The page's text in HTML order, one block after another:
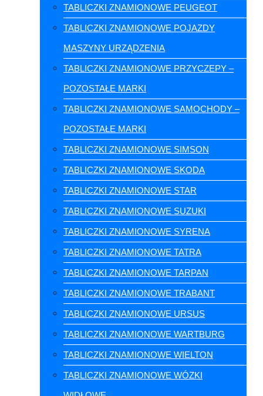
TABLICZKI ZNAMIONOWE PEUGEOT
TABLICZKI ZNAMIONOWE POJAZDY
MASZYNY URZĄDZENIA
TABLICZKI ZNAMIONOWE PRZYCZEPY –
POZOSTAŁE MARKI
TABLICZKI ZNAMIONOWE SAMOCHODY –
POZOSTAŁE MARKI
TABLICZKI ZNAMIONOWE SIMSON
TABLICZKI ZNAMIONOWE SKODA
TABLICZKI ZNAMIONOWE STAR
TABLICZKI ZNAMIONOWE SUZUKI
TABLICZKI ZNAMIONOWE SYRENA
TABLICZKI ZNAMIONOWE TATRA
TABLICZKI ZNAMIONOWE TARPAN
TABLICZKI ZNAMIONOWE TRABANT
TABLICZKI ZNAMIONOWE URSUS
TABLICZKI ZNAMIONOWE WARTBURG
TABLICZKI ZNAMIONOWE WIELTON
TABLICZKI ZNAMIONOWE WÓZKI